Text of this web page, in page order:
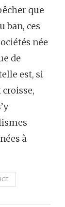
que
ban, ces
née
de
est, si
à